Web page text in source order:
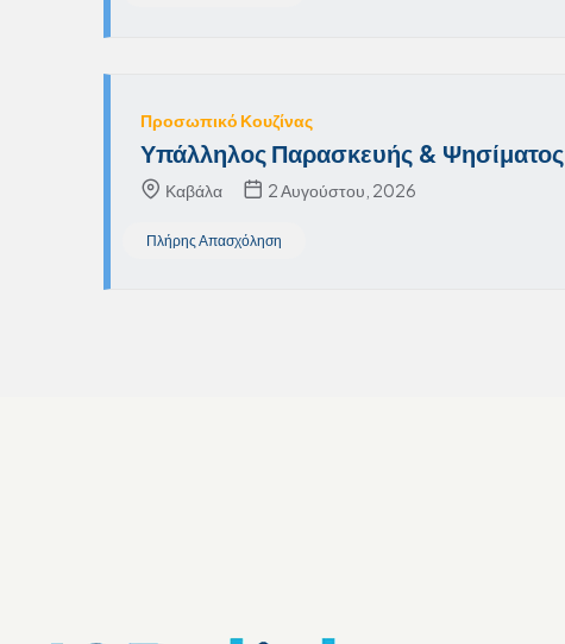
Προσωπικό Κουζίνας
Υπάλληλος Παρασκευής & Ψησίματος
Καβάλα 2 Αυγούστου, 2026
Πλήρης Απασχόληση